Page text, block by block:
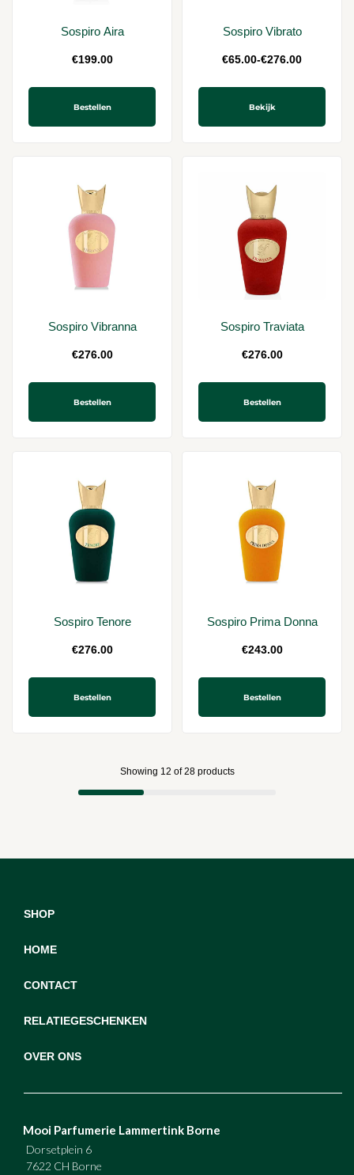
Sospiro Aira
€199.00
Bestellen
Sospiro Vibrato
€65.00-€276.00
Bekijk
Sospiro Vibranna
€276.00
Bestellen
Sospiro Traviata
€276.00
Bestellen
Sospiro Tenore
€276.00
Bestellen
Sospiro Prima Donna
€243.00
Bestellen
Showing 12 of28products
SHOP
HOME
CONTACT
RELATIEGESCHENKEN
OVER ONS
Mooi Parfumerie Lammertink Borne
Dorsetplein 6
7622 CH Borne